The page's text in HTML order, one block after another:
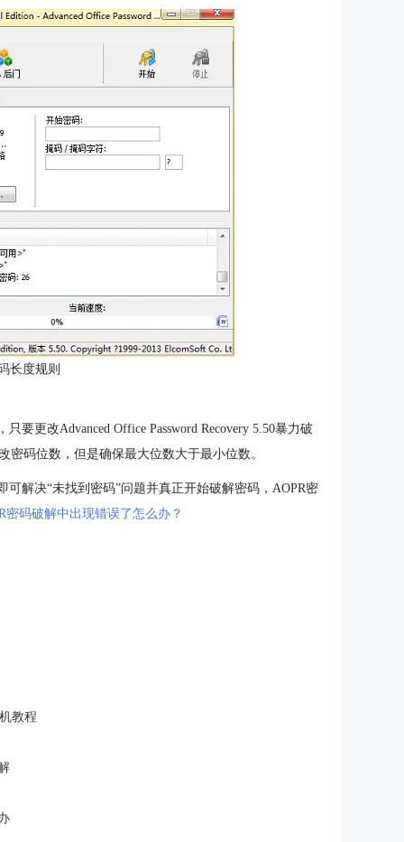
长度规则
要更改Advanced Office Password Recovery 5.50暴力破
码位数，但是确保最大位数大于最小位数。
解决“未找到密码”问题并真正开始破解密码，AOPR密
密码破解中出现错误了怎么办？
教程